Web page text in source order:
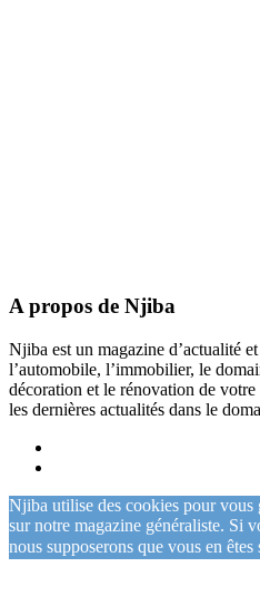
A propos de Njiba
Njiba est un magazine d’actualité
l’automobile, l’immobilier, le
décoration et le rénovation de
les dernières actualités dans le
Njiba utilise des cookies pour vous
sur notre magazine généraliste. Si
nous supposerons que vous en êtes